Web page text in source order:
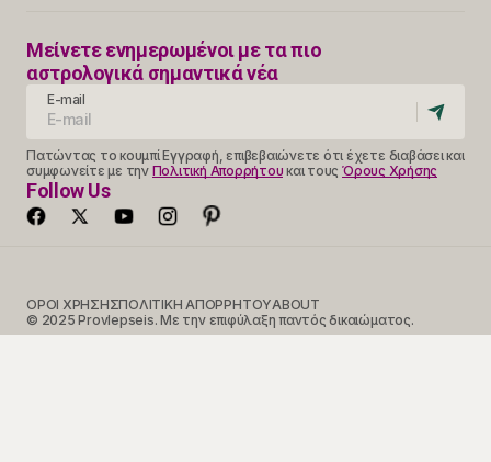
Μείνετε ενημερωμένοι με τα πιο
αστρολογικά σημαντικά νέα
E-mail
Πατώντας το κουμπί Εγγραφή, επιβεβαιώνετε ότι έχετε διαβάσει και
συμφωνείτε με την Πολιτική Απορρήτου και τους Όρους Χρήσης
Follow Us
ΟΡΟΙ ΧΡΗΣΗΣΠΟΛΙΤΙΚΗ ΑΠΟΡΡΗΤΟΥABOUT
© 2025 Provlepseis. Με την επιφύλαξη παντός δικαιώματος.